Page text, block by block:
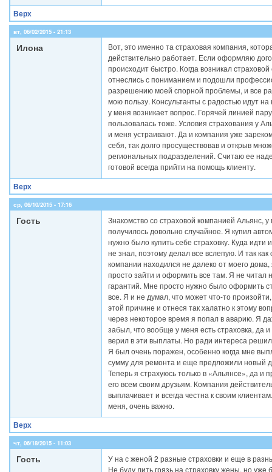
Верх
вт, 06/02/2015 - 21:13
Илона
Вот, это именно та страховая компания,
действительно работает. Если оформляю
происходит быстро. Когда возникал страховой
отнеслись с пониманием и подошли
разрешению моей спорной проблемы, и все
мою пользу. Консультанты с радостью идут на
у меня возникает вопрос. Горячей линией
пользовалась тоже. Условия страхования у
и меня устраивают. Да и компания уже
себя, так долго просуществовав и открыв
региональных подразделений. Считаю ее
готовой всегда прийти на помощь клиенту.
Верх
ср, 06/10/2015 - 17:16
Гость
Знакомство со страховой компанией Альянс,
получилось довольно случайное. Я купил
нужно было купить себе страховку. Куда идти
не знал, поэтому делал все вслепую. И так
компании находился не далеко от моего
просто зайти и оформить все там. Я не читал
гарантий. Мне просто нужно было оформить
все. Я и не думал, что может что-то
этой причине и отнеся так халатно к этому
через некоторое время я попал в аварию. Я
забыл, что вообще у меня есть страховка, да
верил в эти выплаты. Но ради интереса
Я был очень поражен, особенно когда мне
сумму для ремонта и еще предложили новый
Теперь я страхуюсь только в «Альянсе», да и
его всем своим друзьям. Компания
выплачивает и всегда честна к своим
меня, очень важно.
Верх
чт, 06/18/2015 - 11:03
Гость
У на с женой 2 разные страховки и еще в
Не буду лить грязь на страховку жены, но уже